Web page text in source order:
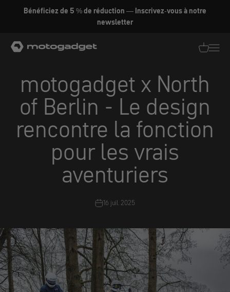
Aller au contenu
Bénéficiez de 5 % de réduction — Inscrivez-vous à notre
newsletter
motogadget GmbH
motogadget x North
of Berlin - Le design
rencontre la fonction
pour les vrais
aventuriers
16 juil. 2025